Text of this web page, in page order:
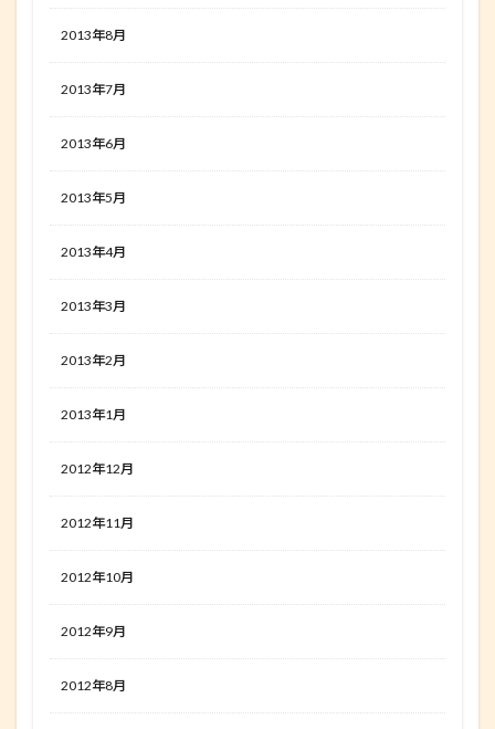
2013年8月
2013年7月
2013年6月
2013年5月
2013年4月
2013年3月
2013年2月
2013年1月
2012年12月
2012年11月
2012年10月
2012年9月
2012年8月